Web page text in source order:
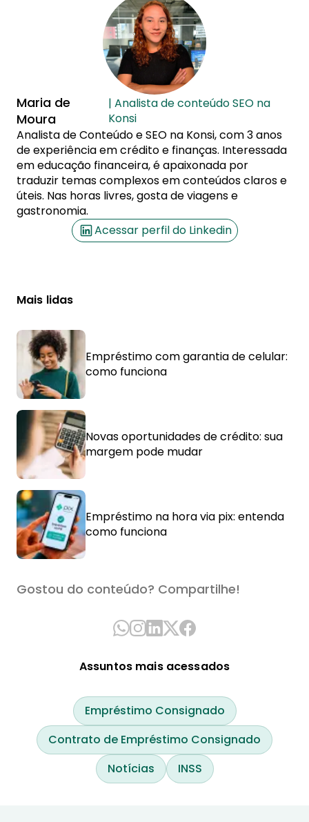
Maria de
Moura
| Analista de conteúdo SEO na
Konsi
Analista de Conteúdo e SEO na Konsi, com 3 anos
de experiência em crédito e finanças. Interessada
em educação financeira, é apaixonada por
traduzir temas complexos em conteúdos claros e
úteis. Nas horas livres, gosta de viagens e
gastronomia.
Acessar perfil do Linkedin
Mais lidas
Empréstimo com garantia de celular:
como funciona
Novas oportunidades de crédito: sua
margem pode mudar
Empréstimo na hora via pix: entenda
como funciona
Gostou do conteúdo? Compartilhe!
Assuntos mais acessados
Empréstimo Consignado
Contrato de Empréstimo Consignado
Notícias
INSS